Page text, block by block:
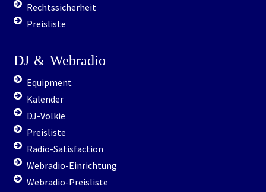
Rechtssicherheit
Preisliste
DJ & Webradio
Equipment
Kalender
DJ-Volkie
Preisliste
Radio-Satisfaction
Webradio-Einrichtung
Webradio-Preisliste